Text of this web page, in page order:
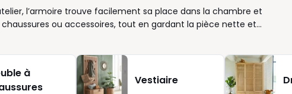
l’armoire trouve facilement sa place dans la chambre et
ou accessoires, tout en gardant la pièce nette et
et à vos habitudes. Une armoire à portes coulissantes
pour chemises, robes et manteaux, et les tiroirs pour les petits
chêne : l’armoire participe aussi au style de la chambre. Vous
pour donner du caractère à l’ensemble. Nous vous proposons des
à
Vestiaire